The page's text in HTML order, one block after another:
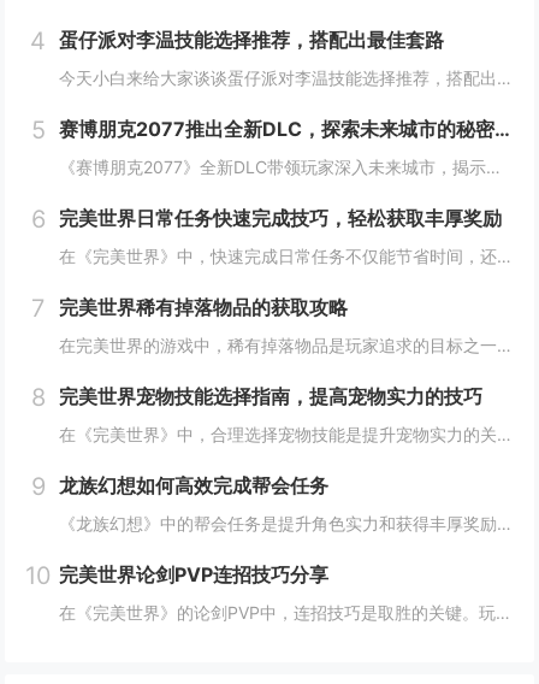
4 蛋仔派对李温技能选择推荐，搭配出最佳套路
今天小白来给大家谈谈蛋仔派对李温技能选择推荐，搭配出最佳套路，以及蛋仔派对攻略对应的知识点，希望对大家有所帮助，不要忘了收藏本站呢今天给各位分享蛋仔派对李温技能选择推荐，搭配出最佳套路的知识，其中也会对蛋仔派对攻略进行解释，如果能碰巧解决你...
5 赛博朋克2077推出全新DLC，探索未来城市的秘密和新任务
《赛博朋克2077》全新DLC带领玩家深入未来城市，揭示隐藏的秘密并开启一系列新任务。在这一扩展内容中，玩家将有机会探索更多未知区域，体验丰富多彩的剧情，与全新角色互动，进一步丰富游戏世界的沉浸感与可玩性。今天小白来给大家谈谈《赛博朋克20...
6 完美世界日常任务快速完成技巧，轻松获取丰厚奖励
在《完美世界》中，快速完成日常任务不仅能节省时间，还能确保玩家获得丰厚的奖励。合理规划任务路线，优先选择高经验值和金币奖励的任务。利用双倍经验时间进行任务，可以事半功倍。组队完成任务效率更高，特别是对于需要击败强大敌人的任务。不要忘记使用游...
7 完美世界稀有掉落物品的获取攻略
在完美世界的游戏中，稀有掉落物品是玩家追求的目标之一。这些物品通常只能通过特定的活动、副本或怪物获得，且掉落率极低。为了提高获取几率，玩家可以组队参与高难度副本，多次挑战以增加机会；参加限时活动，如节日庆典和特殊任务，这些活动往往会有额外奖...
8 完美世界宠物技能选择指南，提高宠物实力的技巧
在《完美世界》中，合理选择宠物技能是提升宠物实力的关键。优先考虑增强宠物基础属性的技能，如攻击、防御和生命值。根据宠物类型和定位，选择合适的主动或被动技能，如控制、辅助或输出技能。利用宠物技能书升级技能等级，以及通过宠物合成功能优化技能组合...
9 龙族幻想如何高效完成帮会任务
《龙族幻想》中的帮会任务是提升角色实力和获得丰厚奖励的重要途径。要高效完成帮会任务，首先需要合理安排时间，选择高效率的任务组合，如组队完成副本或集体参与帮会活动。利用好帮会资源，如经验药水、加速道具等，可以显著提高任务完成速度。积极与帮会成...
10 完美世界论剑PVP连招技巧分享
在《完美世界》的论剑PVP中，连招技巧是取胜的关键。玩家需熟练掌握角色技能的释放顺序与时机，利用控制技能打断对手的攻击节奏，同时保持自身技能的连贯性。合理利用地形和位移技能，可以有效躲避敌方攻击，创造反击机会。了解并针对不同职业的特点制定策...